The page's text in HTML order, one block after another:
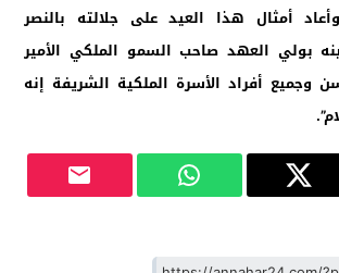
أمثال هذا العيد على جلالته بالنصر
بولي العهد صاحب السمو الملكي الأمير
وجميع أفراد الأسرة الملكية الشريفة إنه